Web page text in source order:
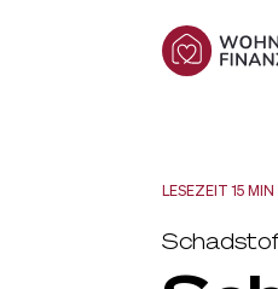
LESEZEIT 15 MIN